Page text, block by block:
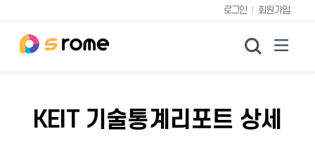
로그인 회원가입
검색
KEIT 기술통계리포트 상세